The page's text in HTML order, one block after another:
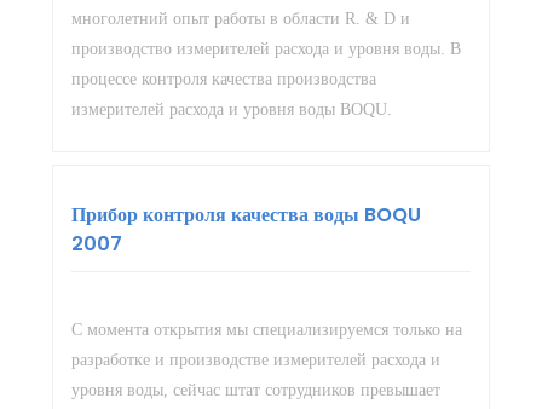
многолетний опыт работы в области R. & D и
производство измерителей расхода и уровня воды. В
процессе контроля качества производства
измерителей расхода и уровня воды BOQU.
Прибор контроля качества воды BOQU
2007
С момента открытия мы специализируемся только на
разработке и производстве измерителей расхода и
уровня воды, сейчас штат сотрудников превышает